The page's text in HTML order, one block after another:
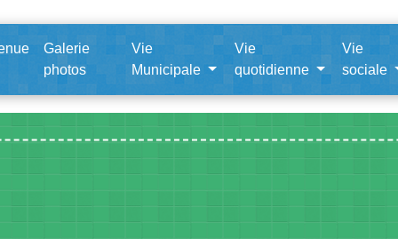
Galerie
photos
Vie
Municipale
Vie
quotidienne
Vie
sociale